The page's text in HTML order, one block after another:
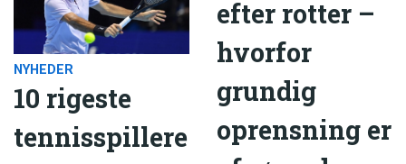
NYHEDER
10 rigeste
tennisspillere
efter rotter –
hvorfor
grundig
oprensning er